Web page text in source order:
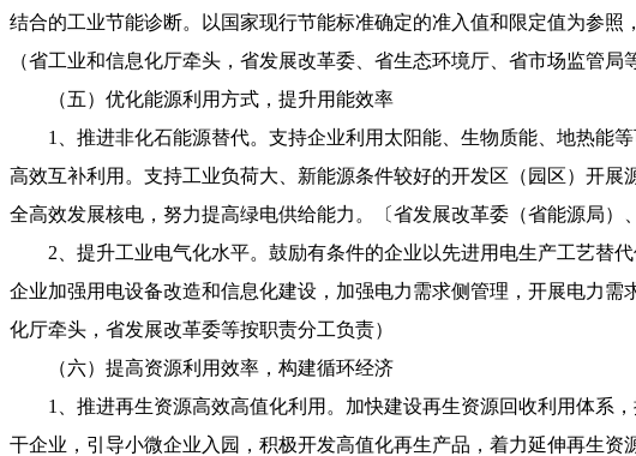
结合的工业节能诊断。以国家现行节能标准确定的准入值和限定值为参
（省工业和信息化厅牵头，省发展改革委、省生态环境厅、省市场监管局
（五）优化能源利用方式，提升用能效率
1、推进非化石能源替代。支持企业利用太阳能、生物质能、地热能
高效互补利用。支持工业负荷大、新能源条件较好的开发区（园区）开
全高效发展核电，努力提高绿电供给能力。〔省发展改革委（省能源局
2、提升工业电气化水平。鼓励有条件的企业以先进用电生产工艺替
企业加强用电设备改造和信息化建设，加强电力需求侧管理，开展电力
化厅牵头，省发展改革委等按职责分工负责）
（六）提高资源利用效率，构建循环经济
1、推进再生资源高效高值化利用。加快建设再生资源回收利用体系
干企业，引导小微企业入园，积极开发高值化再生产品，着力延伸再生